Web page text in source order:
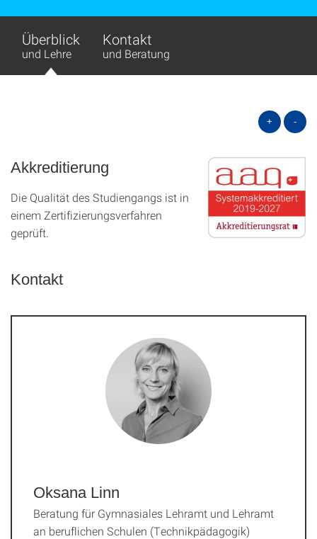
Überblick
und Lehre
Kontakt
und Beratung
+ -
Akkreditierung
Die Qualität des Studien­gangs ist in
einem Zer­ti­fizier­ungs­ver­fahren
geprüft.
Kontakt
Oksana Linn
Beratung für Gymnasiales Lehramt und Lehramt
an beruflichen Schulen (Technikpädagogik)